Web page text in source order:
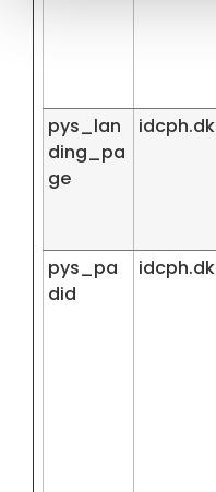
pys_lan
ding_pa
ge
idcph.dk
pys_pa
did
idcph.dk